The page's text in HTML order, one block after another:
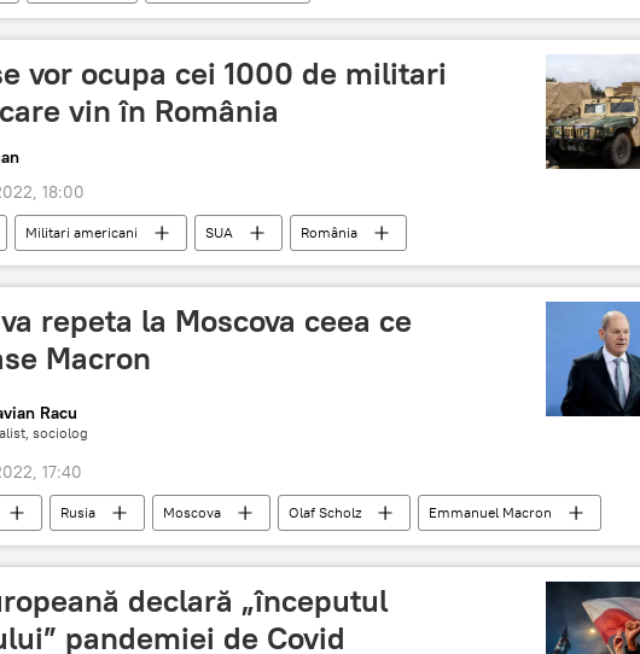
vor ocupa cei 1000 de militari
vin în România
18:00
Militari americani SUA România
repeta la Moscova ceea ce
Macron
Racu
sociolog
17:40
Rusia Moscova Olaf Scholz Emmanuel Macron
declară „începutul
pandemiei de Covid